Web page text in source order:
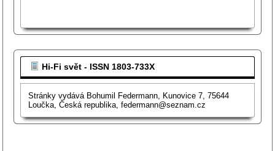
Hi-Fi svět - ISSN 1803-733X
Stránky vydává Bohumil Federmann, Kunovice 7, 75644
Loučka, Česká republika, federmann@seznam.cz